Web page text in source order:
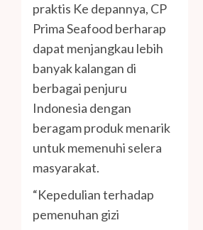
praktis Ke depannya, CP
Prima Seafood berharap
dapat menjangkau lebih
banyak kalangan di
berbagai penjuru
Indonesia dengan
beragam produk menarik
untuk memenuhi selera
masyarakat.
“Kepedulian terhadap
pemenuhan gizi